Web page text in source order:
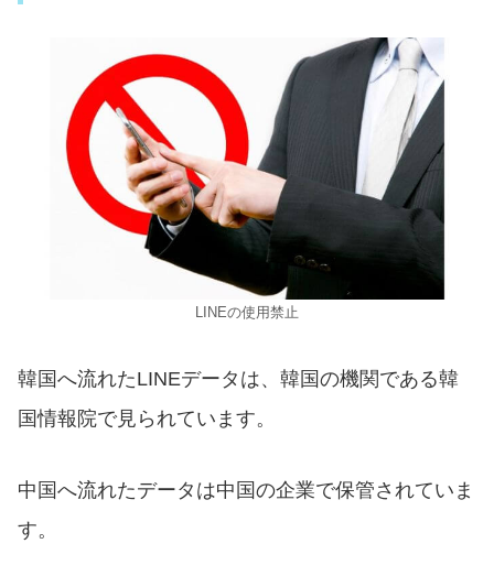
LINEの使用禁止
韓国へ流れたLINEデータは、韓国の機関である韓
国情報院で見られています。
中国へ流れたデータは中国の企業で保管されていま
す。